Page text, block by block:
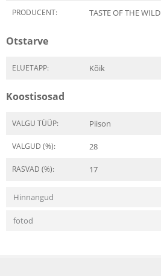
PRODUCENT: TASTE OF THE WILD
Otstarve
ELUETAPP: Kõik
Koostisosad
VALGU TÜÜP: Piison
VALGUD (%): 28
RASVAD (%): 17
Hinnangud
fotod